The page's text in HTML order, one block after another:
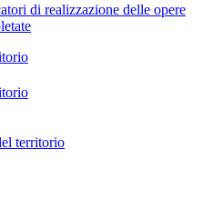
di realizzazione delle opere
territorio